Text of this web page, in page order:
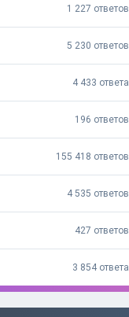
1 227 ответов
5 230 ответов
4 433 ответа
196 ответов
155 418 ответов
4 535 ответов
427 ответов
3 854 ответа